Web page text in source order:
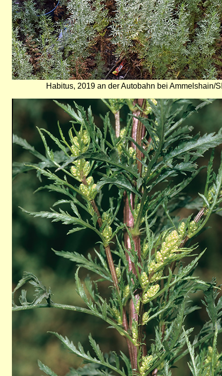
Habitus, 2019 an der Autobahn bei Ammelshain/